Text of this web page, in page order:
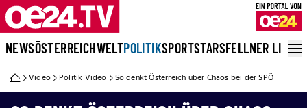
NEWSÖSTERREICHWELTPOLITIKSPORTSTARSFELLNER LIVE
Video Politik Video So denkt Österreich über Chaos bei der SPÖ